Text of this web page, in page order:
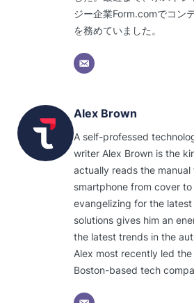
ジー企業Form.comでコン
を務めていました。
Alex Brown
A self-professed
writer Alex Brown is the
actually reads the
smartphone from cover
evangelizing for the
solutions gives him an
the latest trends in the
Alex most recently led
Boston-based tech